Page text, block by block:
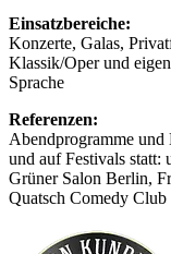
Einsatzbereiche:
Konzerte, Galas,
Klassik/Oper und
Sprache
Referenzen:
Abendprogramme und
und auf Festivals
Grüner Salon Berlin,
Quatsch Comedy